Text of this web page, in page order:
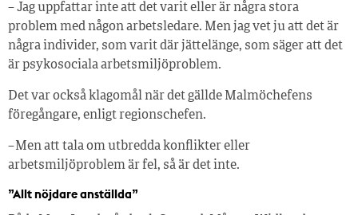
– Jag uppfattar inte att det varit eller är några stora
problem med någon arbetsledare. Men jag vet ju att det är
några individer, som varit där jättelänge, som säger att det
är psykosociala arbetsmiljöproblem.
Det var också klagomål när det gällde Malmöchefens
föregångare, enligt regionschefen.
– Men att tala om utbredda konflikter eller
arbetsmiljöproblem är fel, så är det inte.
”Allt nöjdare anställda”